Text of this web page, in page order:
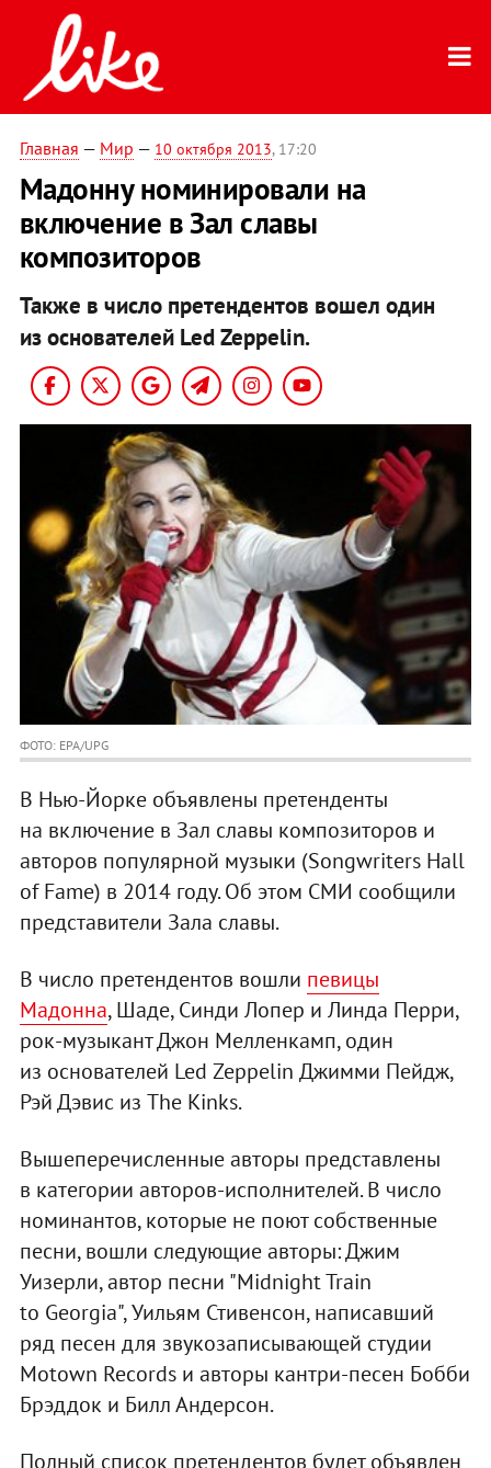
Главная — Мир — 10 октября 2013, 17:20
Мадонну номинировали на
включение в Зал славы
композиторов
Также в число претендентов вошел один
из основателей Led Zeppelin.
ФОТО: EPA/UPG
В Нью-Йорке объявлены претенденты
на включение в Зал славы композиторов и
авторов популярной музыки (Songwriters Hall
of Fame) в 2014 году. Об этом СМИ сообщили
представители Зала славы.
В число претендентов вошли певицы
Мадонна, Шаде, Синди Лопер и Линда Перри,
рок-музыкант Джон Мелленкамп, один
из основателей Led Zeppelin Джимми Пейдж,
Рэй Дэвис из The Kinks.
Вышеперечисленные авторы представлены
в категории авторов-исполнителей. В число
номинантов, которые не поют собственные
песни, вошли следующие авторы: Джим
Уизерли, автор песни "Midnight Train
to Georgia", Уильям Стивенсон, написавший
ряд песен для звукозаписывающей студии
Motown Records и авторы кантри-песен Бобби
Брэддок и Билл Андерсон.
Полный список претендентов будет объявлен